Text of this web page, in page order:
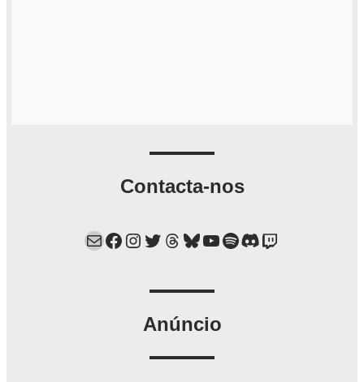
Contacta-nos
Mail Facebook Instagram Twitter Threads Bluesky YouTube Spotify Discord Twitch
Anúncio